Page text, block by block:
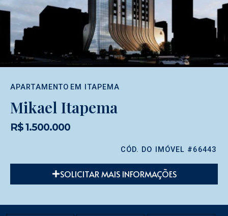
APARTAMENTO EM ITAPEMA
Mikael Itapema
R$ 1.500.000
CÓD. DO IMÓVEL #66443
SOLICITAR MAIS INFORMAÇÕES